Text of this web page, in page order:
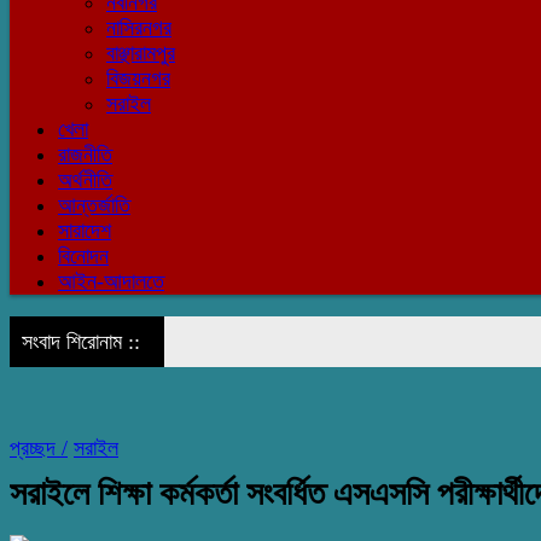
নাসিরনগর
বাঞ্ছারামপুর
বিজয়নগর
সরাইল
খেলা
রাজনীতি
অর্থনীতি
আন্তর্জাতি
সারাদেশ
বিনোদন
আইন-আদালতে
সংবাদ শিরোনাম ::
প্রচ্ছদ / সরাইল
সরাইলে শিক্ষা কর্মকর্তা সংবর্ধিত এসএসসি